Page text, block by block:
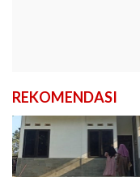
REKOMENDASI